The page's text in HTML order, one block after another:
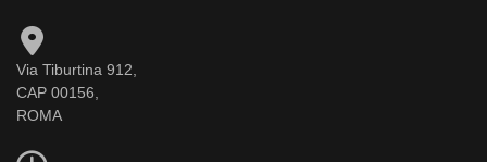
Via Tiburtina 912,
CAP 00156,
ROMA